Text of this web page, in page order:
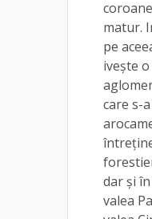
matur.
pe
ivește
care s-
dar și
valea